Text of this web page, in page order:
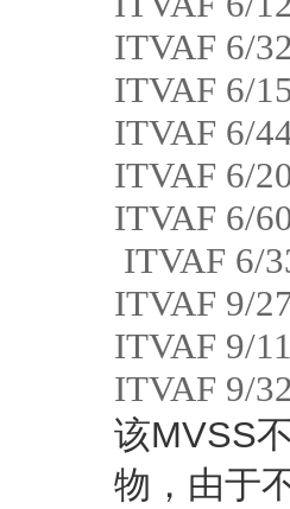
ITVAF 6/
ITVAF 6/
ITVAF 6/
ITVAF 6/
ITVAF 6/
ITVAF 6/
ITVAF 9/
ITVAF 9/
ITVAF 9/
该MVSS
物，由于